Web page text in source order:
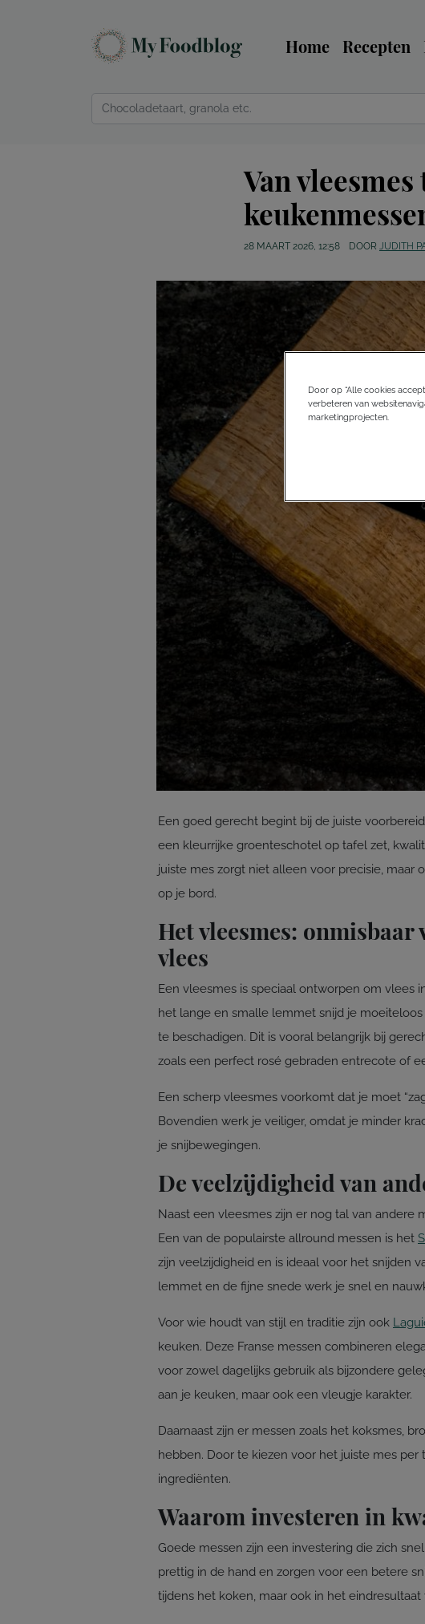
Home Recepten
Van
28 MAART 2026, 12:58 DOOR JUDITH
Een goed gerecht begint bij de juiste
een kleurrijke groenteschotel op tafel zet,
juiste mes zorgt niet alleen voor precisie,
op je bord.
Het vleesmes: onmisbaar
vlees
Een vleesmes is speciaal ontworpen om vlees
het lange en smalle lemmet snijd je
te beschadigen. Dit is vooral belangrijk bij
zoals een perfect rosé gebraden entrecote of
Een scherp vleesmes voorkomt dat je moet
Bovendien werk je veiliger, omdat je minder
je snijbewegingen.
De veelzijdigheid van
Naast een vleesmes zijn er nog tal van andere
Een van de populairste allround messen is het
zijn veelzijdigheid en is ideaal voor het snijden
lemmet en de fijne snede werk je snel en
Voor wie houdt van stijl en traditie zijn ook
keuken. Deze Franse messen combineren
voor zowel dagelijks gebruik als bijzondere
aan je keuken, maar ook een vleugje karakter.
Daarnaast zijn er messen zoals het koksmes,
hebben. Door te kiezen voor het juiste mes
ingrediënten.
Waarom investeren in
Goede messen zijn een investering die zich
prettig in de hand en zorgen voor een betere
tijdens het koken, maar ook in het eindresultaat
Door op “Alle cookies
verbeteren van
marketingprojecten.